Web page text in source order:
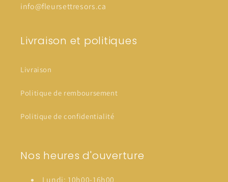
info@fleursettresors.ca
Livraison et politiques
Livraison
Politique de remboursement
Politique de confidentialité
Nos heures d'ouverture
Lundi: 10h00-16h00